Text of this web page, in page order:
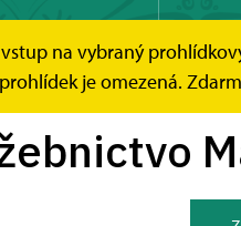
na vybraný
je omezená.
Marie Gabriely...